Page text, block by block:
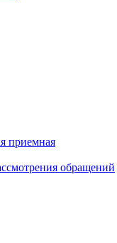
приемная
обращений